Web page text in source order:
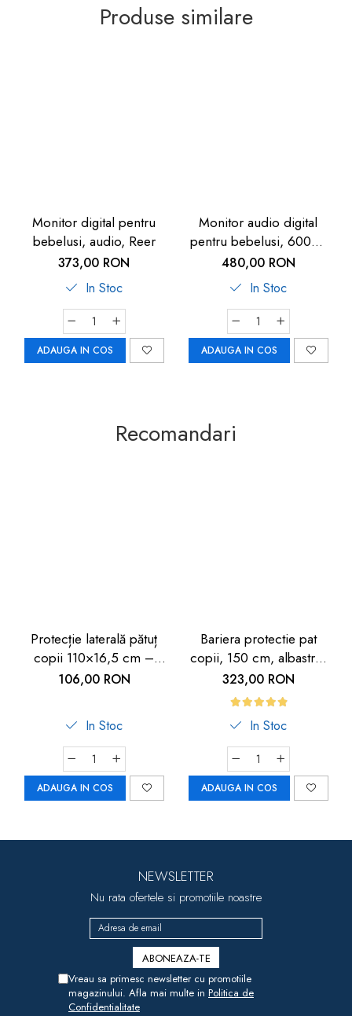
Produse similare
Monitor digital pentru
bebelusi, audio, Reer
373,00 RON
In Stoc
ADAUGA IN COS
Monitor audio digital
pentru bebelusi, 600m,
Cosmo, Reer
480,00 RON
In Stoc
ADAUGA IN COS
Recomandari
Protecție laterală pătuț
copii 110×16,5 cm –
Protecție sigură pentru
106,00 RON
In Stoc
ADAUGA IN COS
Bariera protectie pat
copii, 150 cm, albastru-
gri, XL, Reer
323,00 RON
In Stoc
ADAUGA IN COS
NEWSLETTER
Nu rata ofertele si promotiile noastre
Vreau sa primesc newsletter cu promotiile
magazinului. Afla mai multe in Politica de
Confidentialitate